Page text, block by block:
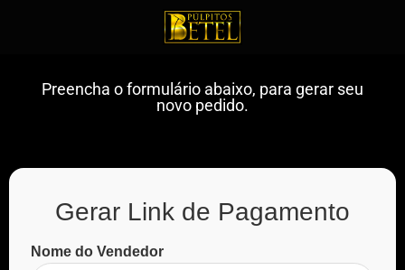
Preencha o formulário abaixo, para gerar seu
novo pedido.
Gerar Link de Pagamento
Nome do Vendedor